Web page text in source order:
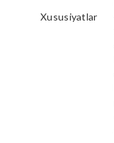
Xususiyatlar